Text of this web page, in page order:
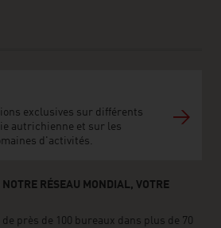
exclusives sur différents
autrichienne et sur les
d'activités.
RÉSEAU MONDIAL, VOTRE
près de 100 bureaux dans plus de 70